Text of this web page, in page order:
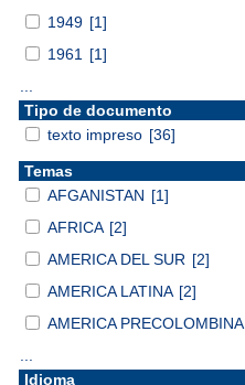
1949 [1]
1961
[1]
Tipo de documento
texto impreso [36]
Temas
AFGANISTAN [1]
AFRICA [2]
AMERICA DEL SUR [2]
AMERICA LATINA [2]
AMERICA PRECOLOMBINA
Idioma